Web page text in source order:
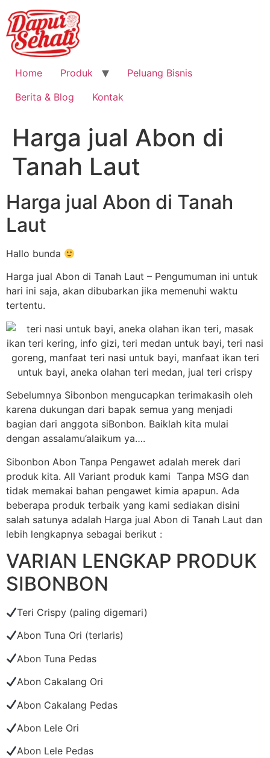
Home Produk
Peluang Bisnis
Berita & Blog
Kontak
Harga jual Abon di
Tanah Laut
Harga jual Abon di Tanah
Laut
Hallo bunda
Harga jual Abon di Tanah Laut – Pengumuman ini untuk
hari ini saja, akan dibubarkan jika memenuhi waktu
tertentu.
Sebelumnya Sibonbon mengucapkan terimakasih oleh
karena dukungan dari bapak semua yang menjadi
bagian dari anggota siBonbon. Baiklah kita mulai
dengan assalamu’alaikum ya….
Sibonbon Abon Tanpa Pengawet adalah merek dari
produk kita. All Variant produk kami Tanpa MSG dan
tidak memakai bahan pengawet kimia apapun. Ada
beberapa produk terbaik yang kami sediakan disini
salah satunya adalah Harga jual Abon di Tanah Laut dan
lebih lengkapnya sebagai berikut :
VARIAN LENGKAP PRODUK
SIBONBON
Teri Crispy (paling digemari)
Abon Tuna Ori (terlaris)
Abon Tuna Pedas
Abon Cakalang Ori
Abon Cakalang Pedas
Abon Lele Ori
Abon Lele Pedas